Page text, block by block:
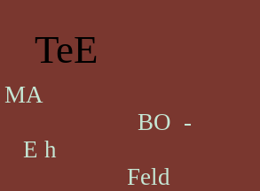
TeE
BO -
h
Feld